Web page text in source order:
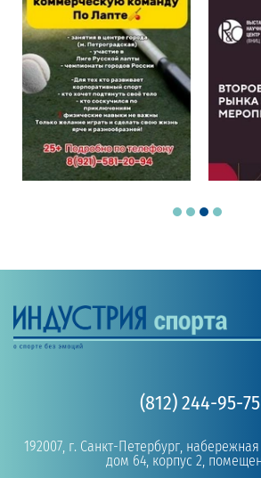
(812) 244-95-75
192007, г. Санкт-Петербург,
дом 64, корпус 2,